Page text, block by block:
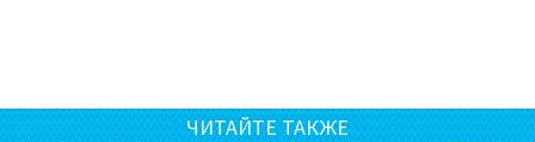
ЧИТАЙТЕ ТАКЖЕ